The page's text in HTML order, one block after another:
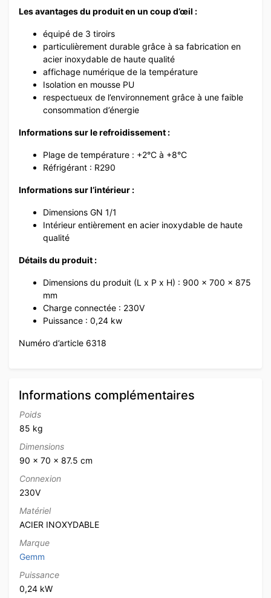
Les avantages du produit en un coup d’œil :
équipé de 3 tiroirs
particulièrement durable grâce à sa fabrication en
acier inoxydable de haute qualité
affichage numérique de la température
Isolation en mousse PU
respectueux de l’environnement grâce à une faible
consommation d’énergie
Informations sur le refroidissement :
Plage de température : +2°C à +8°C
Réfrigérant : R290
Informations sur l’intérieur :
Dimensions GN 1/1
Intérieur entièrement en acier inoxydable de haute
qualité
Détails du produit :
Dimensions du produit (L x P x H) : 900 x 700 x 875
mm
Charge connectée : 230V
Puissance : 0,24 kw
Numéro d’article 6318
Informations complémentaires
Poids
85 kg
Dimensions
90 × 70 × 87.5 cm
Connexion
230V
Matériel
ACIER INOXYDABLE
Marque
Gemm
Puissance
0,24 kW